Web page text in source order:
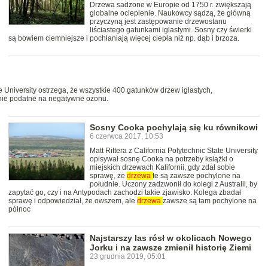
Drzewa sadzone w Europie od 1750 r. zwiększają
globalne ocieplenie. Naukowcy sądzą, że główną
przyczyną jest zastępowanie drzewostanu
liściastego gatunkami iglastymi. Sosny czy świerki
są bowiem ciemniejsze i pochłaniają więcej ciepła niż np. dąb i brzoza.
ostrzega, że wszystkie 400 gatunków drzew iglastych,
podatne na negatywne ozonu.
Sosny Cooka pochylają się ku równikowi
6 czerwca 2017, 10:53
Matt Rittera z California Polytechnic State University
opisywał sosnę Cooka na potrzeby książki o
miejskich drzewach Kalifornii, gdy zdał sobie
sprawę, że drzewa te są zawsze pochylone na
południe. Uczony zadzwonił do kolegi z Australii, by
zapytać go, czy i na Antypodach zachodzi takie zjawisko. Kolega zbadał
sprawę i odpowiedział, że owszem, ale drzewa zawsze są tam pochylone na
północ
Najstarszy las rósł w okolicach Nowego
Jorku i na zawsze zmienił historię Ziemi
23 grudnia 2019, 05:01